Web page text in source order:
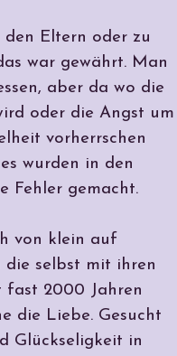
Eltern oder zu
war gewährt. Man
aber da wo die
oder die Angst um
vorherrschen
wurden in den
Fehler gemacht.
von klein auf
die selbst mit ihren
fast 2000 Jahren
die Liebe. Gesucht
Glückseligkeit in